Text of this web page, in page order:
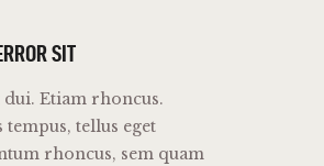
SIT
dui. Etiam rhoncus.
tempus, tellus eget
rhoncus, sem quam